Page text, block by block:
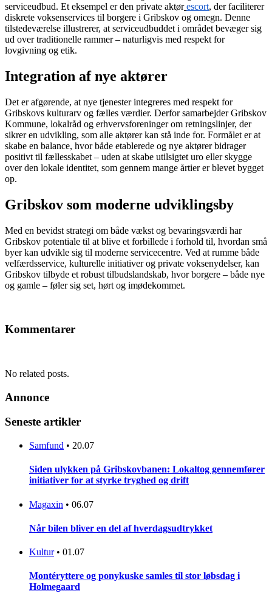
serviceudbud. Et eksempel er den private aktør escort, der faciliterer
diskrete voksenservices til borgere i Gribskov og omegn. Denne
tilstedeværelse illustrerer, at serviceudbuddet i området bevæger sig
ud over traditionelle rammer – naturligvis med respekt for
lovgivning og etik.
Integration af nye aktører
Det er afgørende, at nye tjenester integreres med respekt for
Gribskovs kulturarv og fælles værdier. Derfor samarbejder Gribskov
Kommune, lokalråd og erhvervsforeninger om retningslinjer, der
sikrer en udvikling, som alle aktører kan stå inde for. Formålet er at
skabe en balance, hvor både etablerede og nye aktører bidrager
positivt til fællesskabet – uden at skabe utilsigtet uro eller skygge
over den lokale identitet, som gennem mange årtier er blevet bygget
op.
Gribskov som moderne udviklingsby
Med en bevidst strategi om både vækst og bevaringsværdi har
Gribskov potentiale til at blive et forbillede i forhold til, hvordan små
byer kan udvikle sig til moderne servicecentre. Ved at rumme både
velfærdsservice, kulturelle initiativer og private voksenydelser, kan
Gribskov tilbyde et robust tilbudslandskab, hvor borgere – både nye
og gamle – føler sig set, hørt og imødekommet.
Kommentarer
No related posts.
Annonce
Seneste artikler
Samfund • 20.07
Siden ulykken på Gribskovbanen: Lokaltog gennemfører
initiativer for at styrke tryghed og drift
Magaxin • 06.07
Når bilen bliver en del af hverdagsudtrykket
Kultur • 01.07
Montéryttere og ponykuske samles til stor løbsdag i
Holmegaard